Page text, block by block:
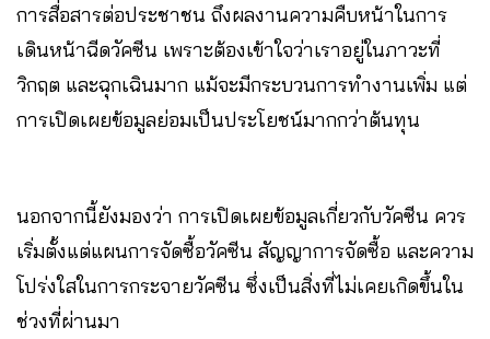
การสื่อสารต่อประชาชน ถึงผลงานความคืบหน้าในการ
เดินหน้าฉีดวัคซีน เพราะต้องเข้าใจว่าเราอยู่ในภาวะที่
วิกฤต และฉุกเฉินมาก แม้จะมีกระบวนการทำงานเพิ่ม แต่
การเปิดเผยข้อมูลย่อมเป็นประโยชน์มากกว่าต้นทุน
นอกจากนี้ยังมองว่า การเปิดเผยข้อมูลเกี่ยวกับวัคซีน ควร
เริ่มตั้งแต่แผนการจัดซื้อวัคซีน สัญญาการจัดซื้อ และความ
โปร่งใสในการกระจายวัคซีน ซึ่งเป็นสิ่งที่ไม่เคยเกิดขึ้นใน
ช่วงที่ผ่านมา